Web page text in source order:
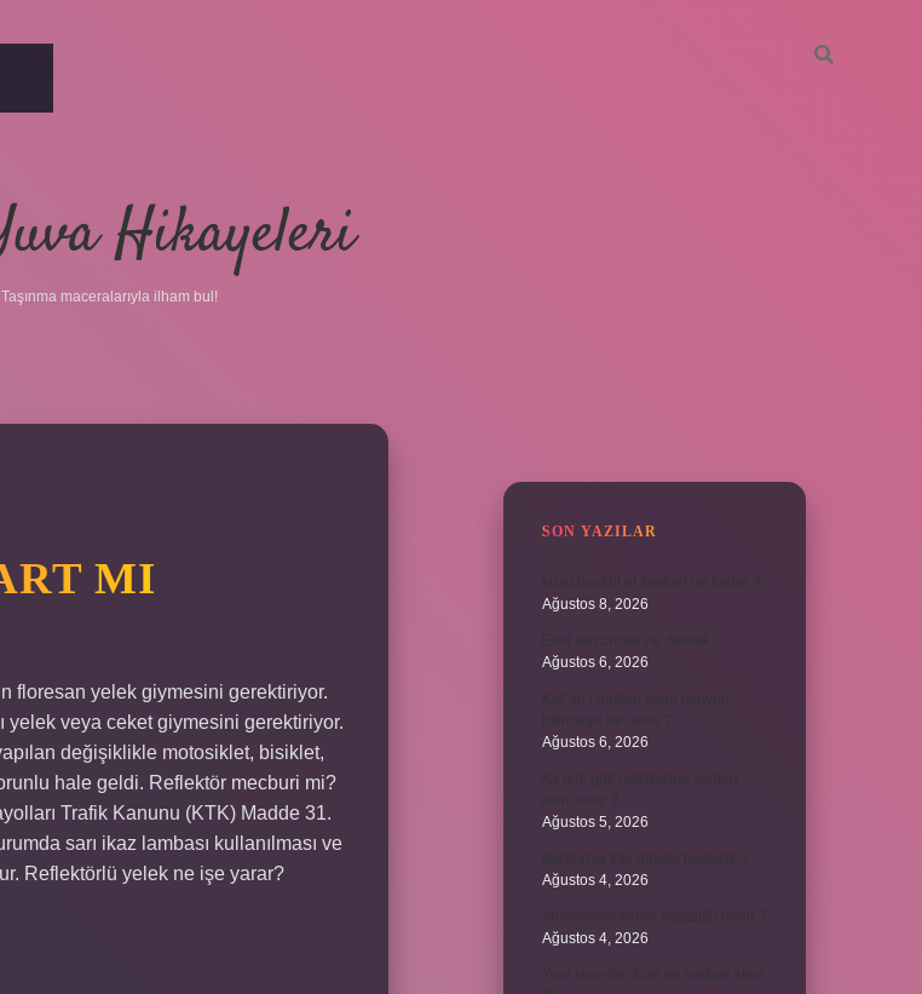
Hikayeleri
Taşınma maceralarıyla ilham bul!
MI
floresan yelek giymesini gerektiriyor.
yelek veya ceket giymesini gerektiriyor.
değişiklikle motosiklet, bisiklet,
hale geldi. Reflektör mecburi mi?
Trafik Kanunu (KTK) Madde 31.
sarı ikaz lambası kullanılması ve
Reflektörlü yelek ne işe yarar?
SON YAZILAR
Ağustos 8, 2026
Ağustos 6, 2026
Ağustos 6, 2026
Ağustos 5, 2026
Ağustos 4, 2026
Ağustos 4, 2026